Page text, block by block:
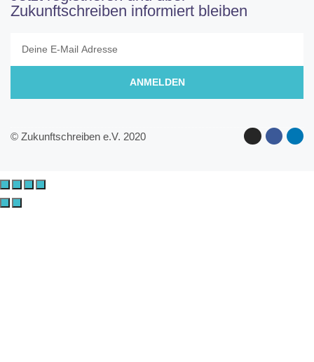
Zukunftschreiben informiert bleiben
ANMELDEN
© Zukunftschreiben e.V. 2020